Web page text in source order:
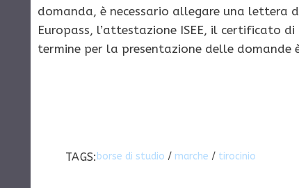
domanda, è necessario allegare una lettera
Europass, l’attestazione ISEE, il certificato
termine per la presentazione delle domande
TAGS: borse di studio / marche / tirocinio